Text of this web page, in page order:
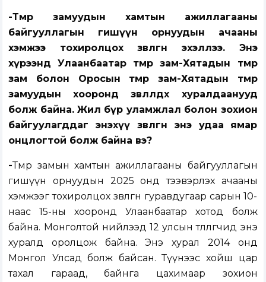
-Төмөр замуудын хамтын ажиллагааны
байгууллагын гишүүн орнуудын ачааны
хэмжээ тохиролцох зөвлөгөөн эхэллээ. Энэ
хүрээнд Улаанбаатар төмөр зам-Хятадын төмөр
зам болон Оросын төмөр зам-Хятадын төмөр
замуудын хооронд зөвлөлдөх хуралдаанууд
болж байна. Жил бүр уламжлал болон зохион
байгуулагддаг энэхүү зөвлөгөөн энэ удаа ямар
онцлогтой болж байна вэ?
-Төмөр замын хамтын ажиллагааны байгууллагын
гишүүн орнуудын 2025 онд тээвэрлэх ачааны
хэмжээг тохиролцох зөвлөгөөн гуравдугаар сарын 10-
наас 15-ны хооронд Улаанбаатар хотод болж
байна. Монголтой нийлээд 12 улсын төлөөлөгчид энэ
хуралд оролцож байна. Энэ хурал 2014 онд
Монгол Улсад болж байсан. Түүнээс хойш цар
тахал гараад, байнга цахимаар зохион